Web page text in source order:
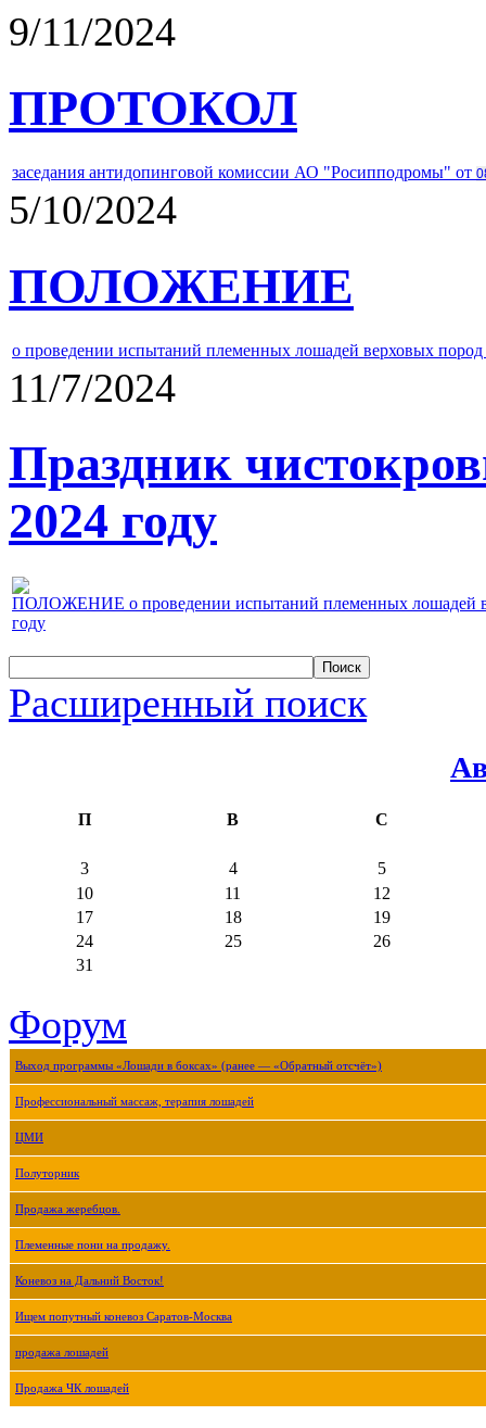
9/11/2024
ПРОТОКОЛ
заседания антидопинговой комиссии АО "Росипподромы" от
5/10/2024
ПОЛОЖЕНИЕ
о проведении испытаний племенных лошадей верховых
11/7/2024
Праздник
2024 году
ПОЛОЖЕНИЕ о проведении испытаний племенных лошадей
году
Расширенный поиск
П В С
3 4
5
10
11
12
17
18
19
24
25
26
31
Форум
Выход программы «Лошади в боксах» (ранее — «Обратный отсчёт»)
Профессиональный массаж, терапия лошадей
ЦМИ
Полуторник
Продажа жеребцов.
Племенные пони на продажу.
Коневоз на Дальний Восток!
Ищем попутный коневоз Саратов-Москва
продажа лошадей
Продажа ЧК лошадей